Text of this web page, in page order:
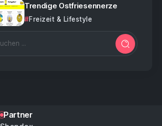
Trendige Ostfriesennerze
Freizeit & Lifestyle
Partner